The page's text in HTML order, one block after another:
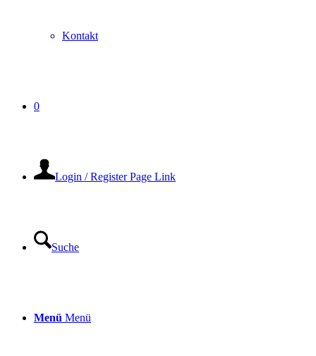
Kontakt
0
Login / Register Page Link
Suche
Menü Menü